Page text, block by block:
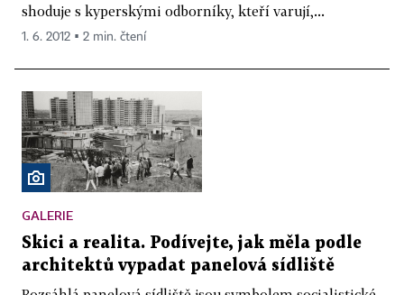
shoduje s kyperskými odborníky, kteří varují,...
1. 6. 2012 ▪ 2 min. čtení
GALERIE
Skici a realita. Podívejte, jak měla podle
architektů vypadat panelová sídliště